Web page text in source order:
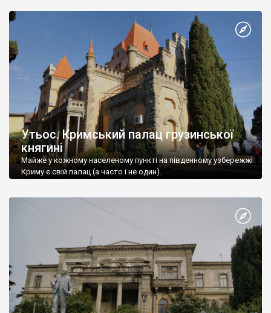
Утьос. Кримський палац грузинської
княгині
Майже у кожному населеному пункті на південному узбережжі
Криму є свій палац (а часто і не один).